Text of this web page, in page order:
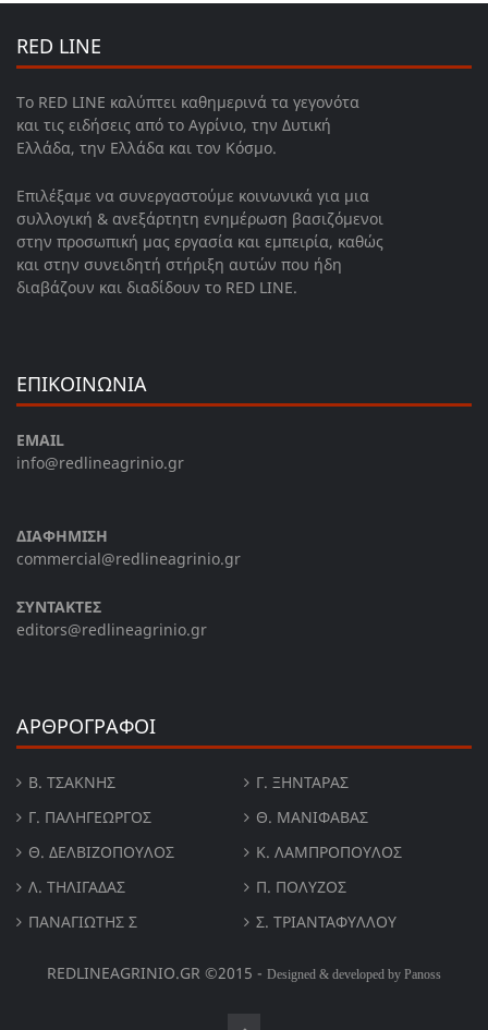
RED LINE
Το RED LINE καλύπτει καθημερινά τα γεγονότα
και τις ειδήσεις από το Αγρίνιο, την Δυτική
Ελλάδα, την Ελλάδα και τον Κόσμο.
Επιλέξαμε να συνεργαστούμε κοινωνικά για μια
συλλογική & ανεξάρτητη ενημέρωση βασιζόμενοι
στην προσωπική μας εργασία και εμπειρία, καθώς
και στην συνειδητή στήριξη αυτών που ήδη
διαβάζουν και διαδίδουν το RED LINE.
ΕΠΙΚΟΙΝΩΝΙΑ
EMAIL
info@redlineagrinio.gr
ΔΙΑΦΗΜΙΣΗ
commercial@redlineagrinio.gr
ΣΥΝΤΑΚΤΕΣ
editors@redlineagrinio.gr
ΑΡΘΡΟΓΡΑΦΟΙ
Β. ΤΣΆΚΝΗΣ
Γ. ΞΗΝΤΆΡΑΣ
Γ. ΠΑΛΗΓΕΏΡΓΟΣ
Θ. ΜΑΝΙΦΑΒΑΣ
Θ. ΔΕΛΒΙΖΌΠΟΥΛΟΣ
Κ. ΛΑΜΠΡΟΠΟΥΛΟΣ
Λ. ΤΗΛΙΓΑΔΑΣ
Π. ΠΟΛΎΖΟΣ
ΠΑΝΑΓΙΏΤΗΣ Σ
Σ. ΤΡΙΑΝΤΑΦΥΛΛΟΥ
REDLINEAGRINIO.GR ©2015 - Designed & developed by Panoss